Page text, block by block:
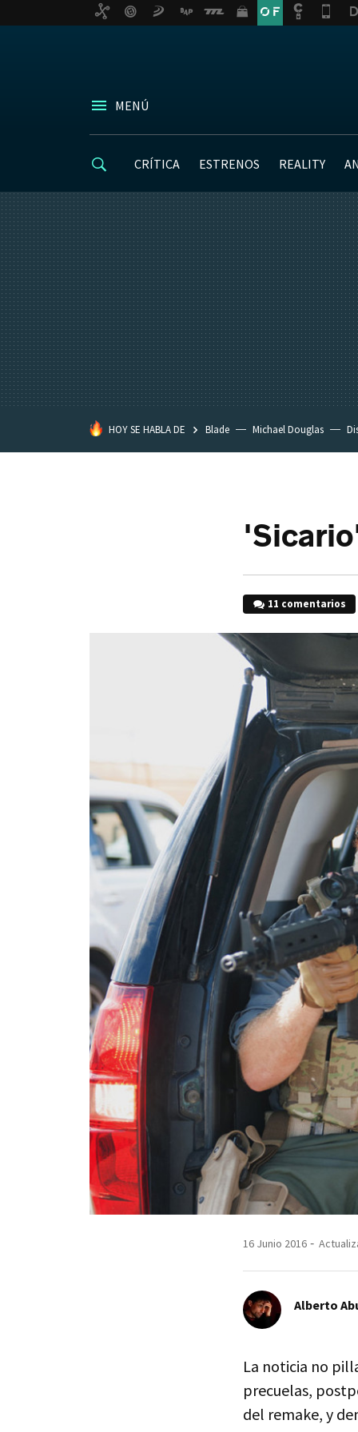
MENÚ
CRÍTICA ESTRENOS REALITY
HOY SE HABLA DE Blade Michael Douglas
11 comentarios
16 Junio 2016
Alberto
La noticia no
precuelas,
del remake, y